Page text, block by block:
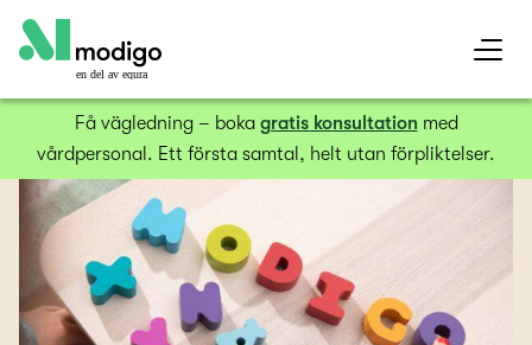
en del av equra
Få vägledning – boka gratis konsultation med
vårdpersonal. Ett första samtal, helt utan förpliktelser.